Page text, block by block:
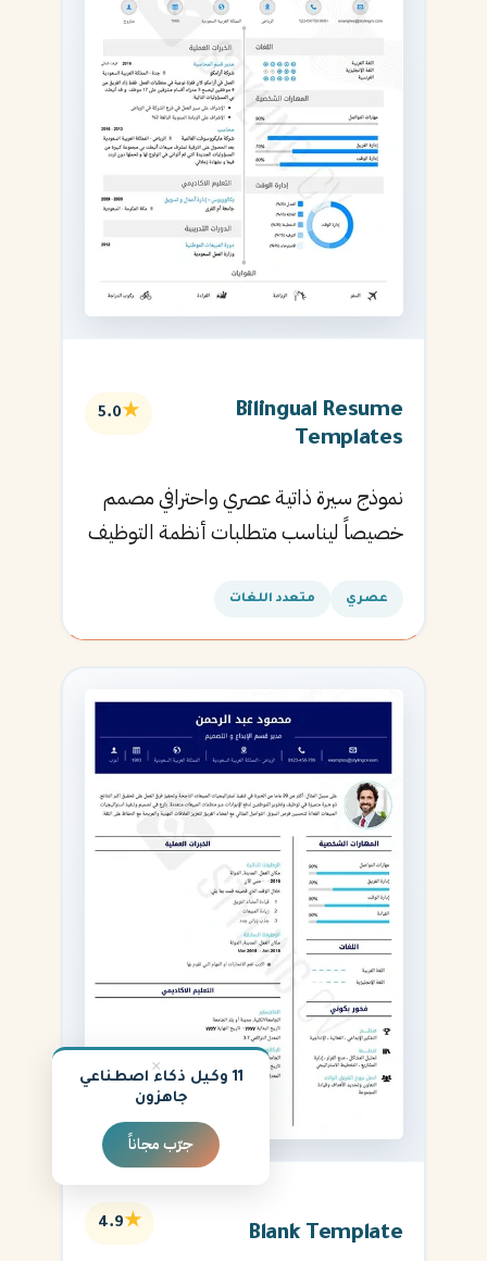
Bilingual Resume
Templates
★
5.0
نموذج سيرة ذاتية عصري واحترافي مصمم
خصيصاً ليناسب متطلبات أنظمة التوظيف
القادمة.
عصري متعدد اللغات
Blank Template
★
4.9
×
11 وكيل ذكاء اصطناعي
جاهزون
جرّب مجاناً